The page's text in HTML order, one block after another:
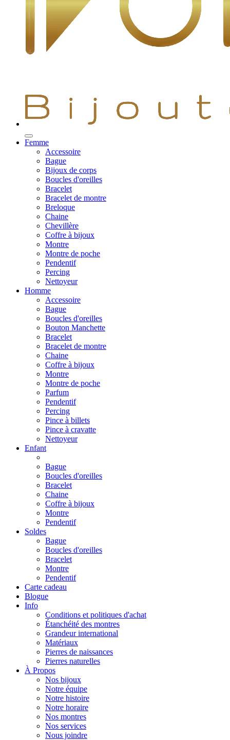
Femme
Accessoire
Bague
Bijoux de corps
Boucles d'oreilles
Bracelet
Bracelet de montre
Breloque
Chaine
Chevillère
Coffre à bijoux
Montre
Montre de poche
Pendentif
Percing
Nettoyeur
Homme
Accessoire
Bague
Boucles d'oreilles
Bouton Manchette
Bracelet
Bracelet de montre
Chaine
Coffre à bijoux
Montre
Montre de poche
Parfum
Pendentif
Percing
Pince à billets
Pince à cravatte
Nettoyeur
Enfant
Bague
Boucles d'oreilles
Bracelet
Chaine
Coffre à bijoux
Montre
Pendentif
Soldes
Bague
Boucles d'oreilles
Bracelet
Montre
Pendentif
Carte cadeau
Blogue
Info
Conditions et politiques d'achat
Étanchéité des montres
Grandeur international
Matériaux
Pierres de naissances
Pierres naturelles
À Propos
Nos bijoux
Notre équipe
Notre histoire
Notre horaire
Nos montres
Nos services
Nous joindre